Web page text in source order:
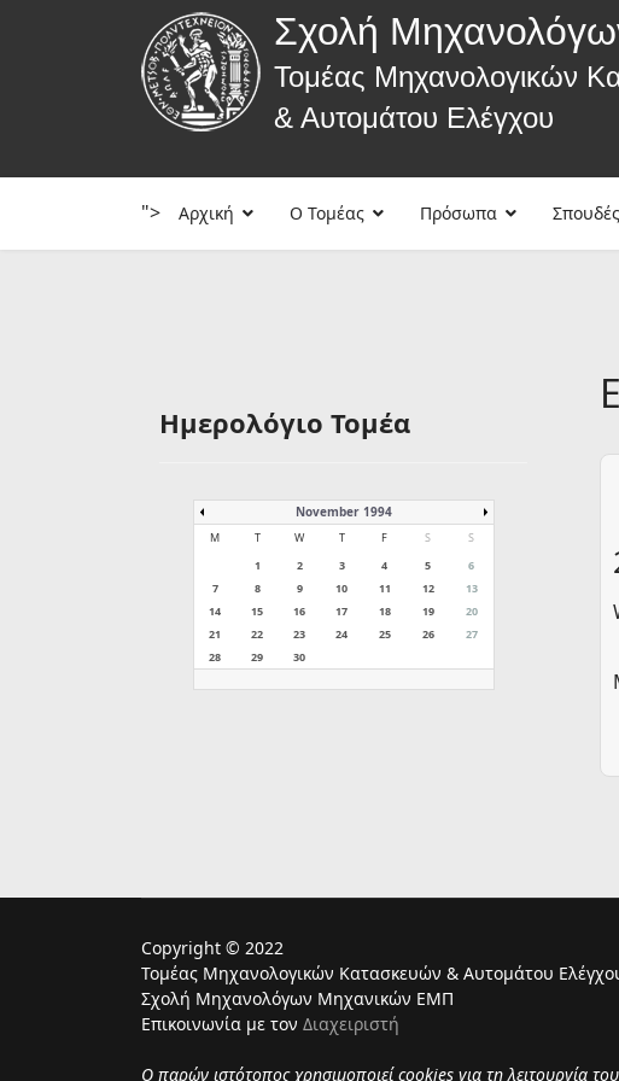
Σχολή
Τομέας Μηχανολογικών
& Αυτομάτου Ελέγχου
">
Αρχική Ο Τομέας Πρόσωπα Σπουδές
Ημερολόγιο Τομέα
November 1994
M T W T F S
S
1
2 3 4 5
6
7
8 9 10 11 12
13
14
15 16 17 18 19
20
21
22 23 24 25 26
27
28
29 30
Copyright © 2022
Τομέας Μηχανολογικών Κατασκευών & Αυτομάτου
Σχολή Μηχανολόγων Μηχανικών ΕΜΠ
Επικοινωνία με τον Διαχειριστή
Ο παρών ιστότοπος χρησιμoποιεί cookies για τη λειτουργία